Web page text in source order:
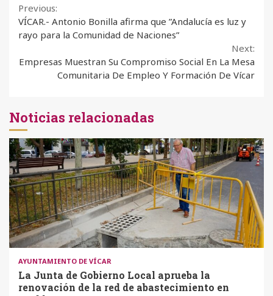
Continue
Reading
Previous:
VÍCAR.- Antonio Bonilla afirma que ”Andalucía es luz y
rayo para la Comunidad de Naciones”
Next:
Empresas Muestran Su Compromiso Social En La Mesa
Comunitaria De Empleo Y Formación De Vícar
Noticias relacionadas
AYUNTAMIENTO DE VÍCAR
La Junta de Gobierno Local aprueba la
renovación de la red de abastecimiento en